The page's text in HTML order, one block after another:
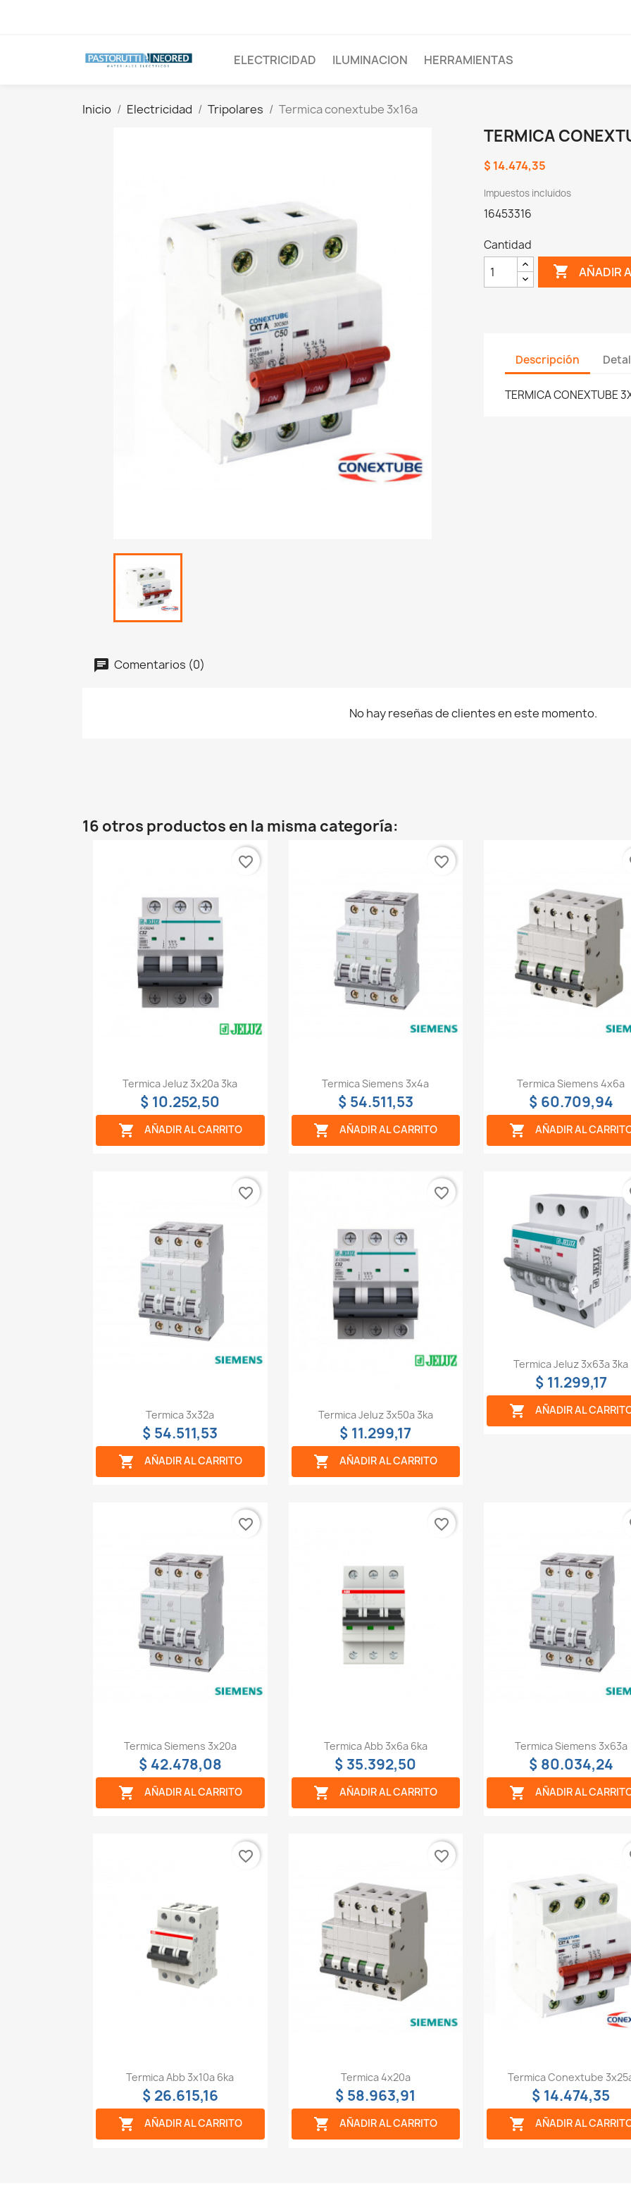
ELECTRICIDAD ILUMINACION HERRAMIENTAS
Inicio Electricidad Tripolares Termica conextube 3x16a
TERMICA
$ 14.474,35
Impuestos incluidos
16453316
Cantidad
 AÑADIR
Descripción
TERMICA CONEXTUBE
Comentarios (0)
No hay reseñas de clientes en este momento.
16 otros productos en la misma categoría:
Vista rápida
Termica Jeluz 3x20a 3ka
$ 10.252,50
 AÑADIR AL CARRITO
favorite_border
Vista rápida
Termica Siemens 3x4a
$ 54.511,53
 AÑADIR AL CARRITO
favorite_border
Vista rápida
Termica Siemens 4x6a
$ 60.709,94
 AÑADIR AL
Vista rápida
Termica 3x32a
$ 54.511,53
 AÑADIR AL CARRITO
favorite_border
Vista rápida
Termica Jeluz 3x50a 3ka
$ 11.299,17
 AÑADIR AL CARRITO
favorite_border
Vista rápida
Termica Jeluz 3x63a 3ka
$ 11.299,17
 AÑADIR AL
Vista rápida
Termica Siemens 3x20a
$ 42.478,08
 AÑADIR AL CARRITO
favorite_border
Vista rápida
Termica Abb 3x6a 6ka
$ 35.392,50
 AÑADIR AL CARRITO
favorite_border
Vista rápida
Termica Siemens 3x63a
$ 80.034,24
 AÑADIR AL
Vista rápida
Termica Abb 3x10a 6ka
$ 26.615,16
 AÑADIR AL CARRITO
favorite_border
Vista rápida
Termica 4x20a
$ 58.963,91
 AÑADIR AL CARRITO
favorite_border
Vista rápida
Termica Conextube
$ 14.474,35
 AÑADIR AL